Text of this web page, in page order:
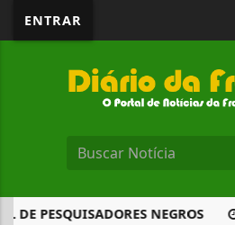
ENTRAR
DE PESQUISADORES NEGROS